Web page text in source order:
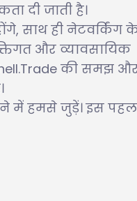
दी जाती है।
साथ ही नेटवर्किंग
और व्यावसायिक
की समझ
में हमसे जुड़ें। इस